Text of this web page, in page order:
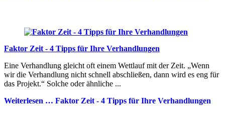
Faktor Zeit - 4 Tipps für Ihre Verhandlungen
Eine Verhandlung gleicht oft einem Wettlauf mit der Zeit. „Wenn
wir die Verhandlung nicht schnell abschließen, dann wird es eng für
das Projekt.“ Solche oder ähnliche ...
Weiterlesen … Faktor Zeit - 4 Tipps für Ihre Verhandlungen